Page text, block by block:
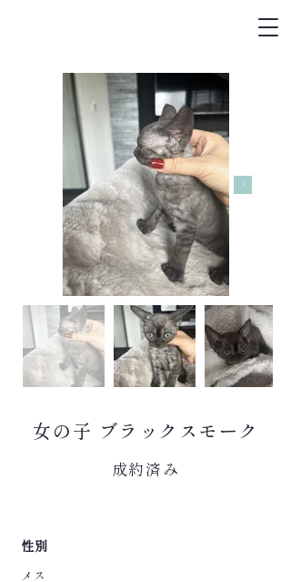
女の子 ブラックスモーク
成約済み
​性別
メス